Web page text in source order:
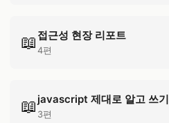
📖 접근성 현장 리포트
4편
📖javascript 제대로 알고 쓰기
3편